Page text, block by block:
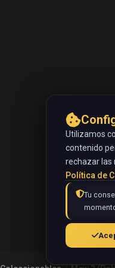
Utilizamos
contenido
rechazar las
Política de
Tu